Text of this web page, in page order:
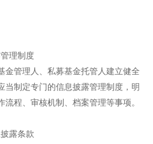
理制度
金管理人、私募基金托管人建立健全
当制定专门的信息披露管理制度，明
程、审核机制、档案管理等事项。
露条款